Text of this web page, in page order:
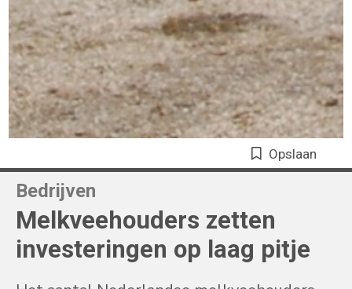
Opslaan
Bedrijven
Melkveehouders zetten
investeringen op laag pitje